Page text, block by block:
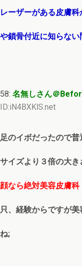
レーザーがある皮膚
や鎖骨付近に知らない
58: 名無しさん＠
ID:iN4BXKlS.net
足のイボだったので
サイズより３倍の大
顔なら絶対美容皮膚
只、経験からですが
ね;